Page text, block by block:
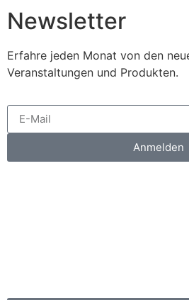
Newsletter
Erfahre jeden Monat von den
Veranstaltungen und Produkten.
Anmelden